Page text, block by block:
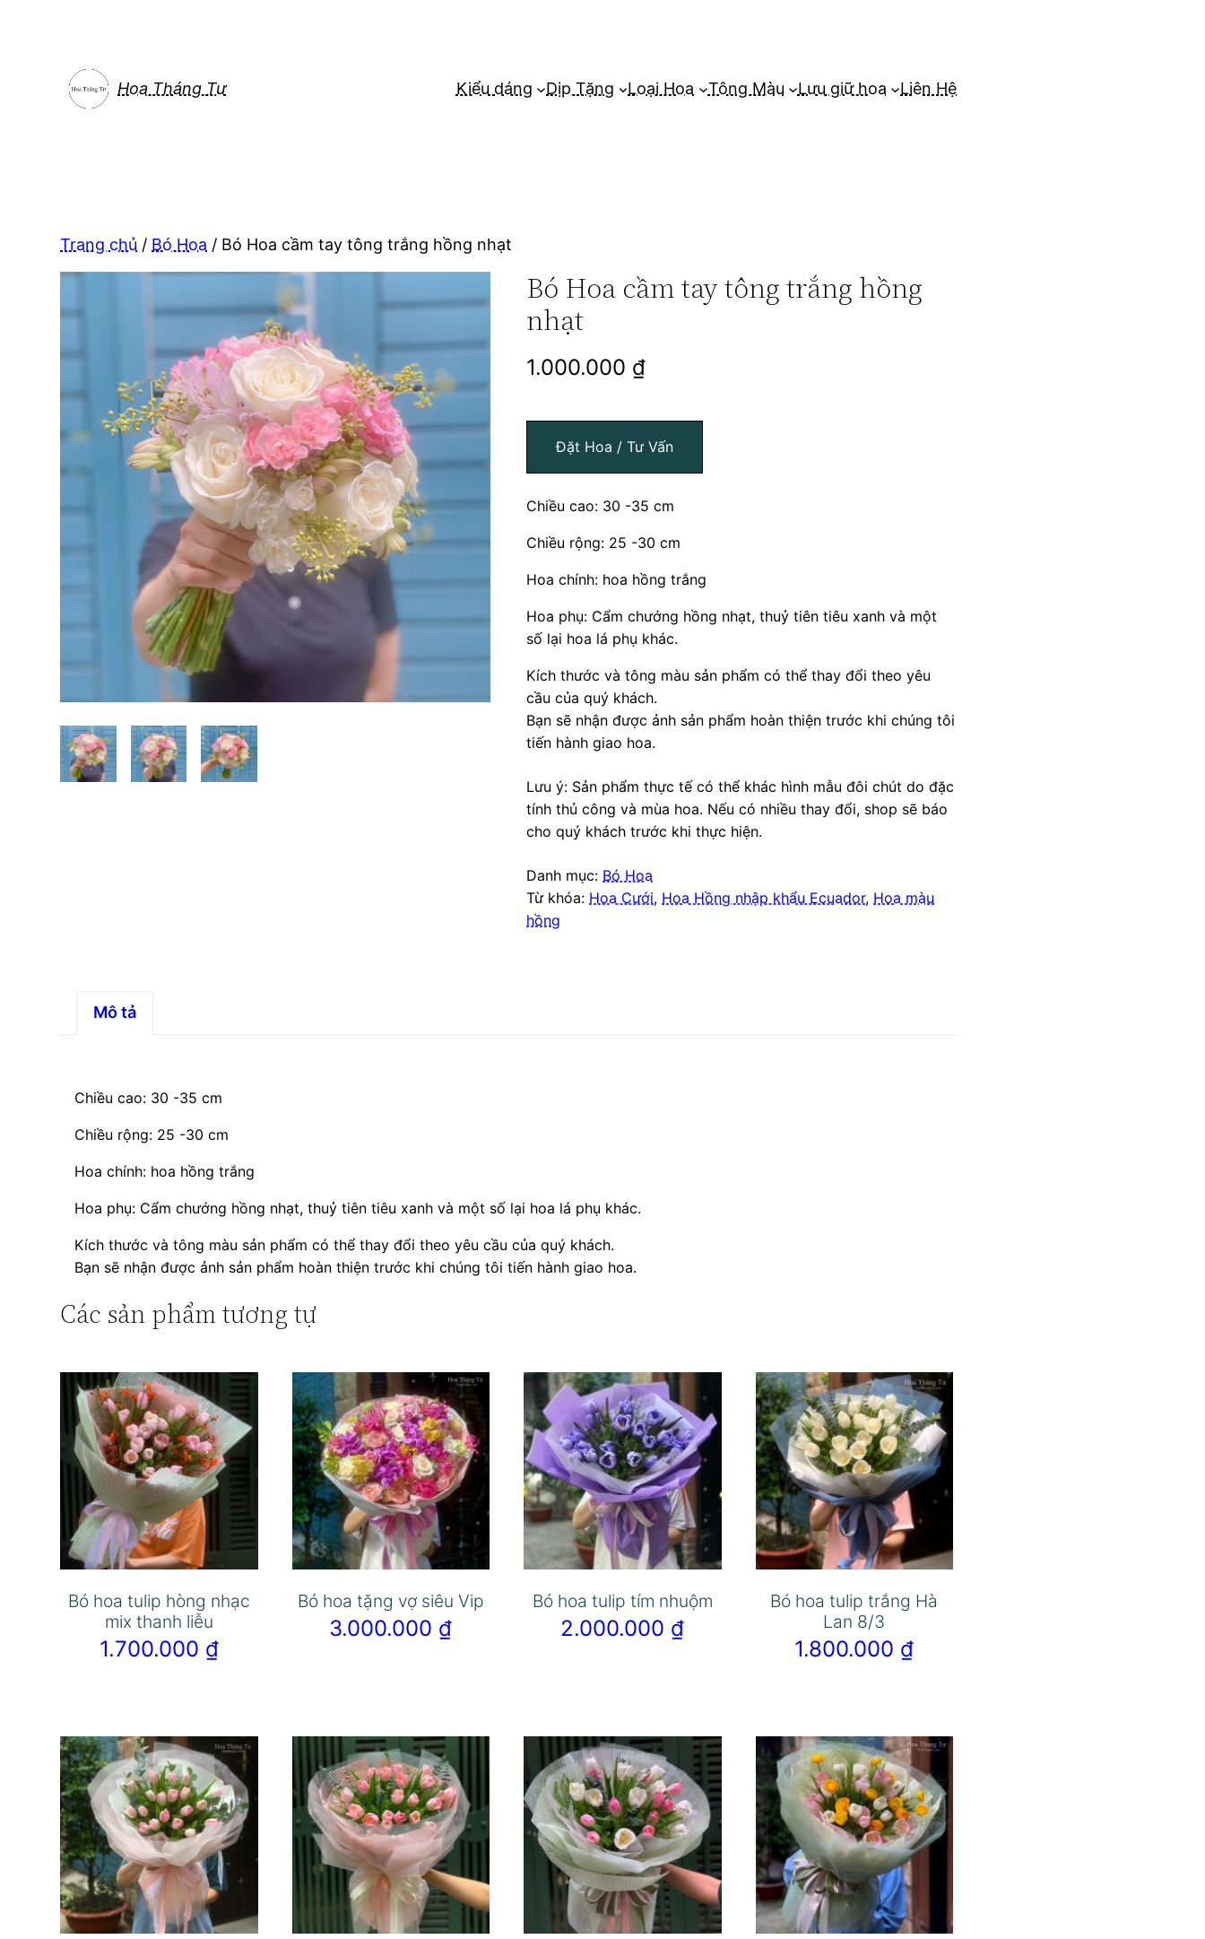
Hoa Tháng Tư Kiểu dáng Dịp Tặng Loại Hoa Tông Màu Lưu giữ hoa Liên Hệ
Trang chủ / Bó Hoa / Bó Hoa cầm tay tông trắng hồng nhạt
Bó Hoa cầm tay tông trắng hồng
nhạt
1.000.000 ₫
Đặt Hoa / Tư Vấn
Chiều cao: 30 -35 cm
Chiều rộng: 25 -30 cm
Hoa chính: hoa hồng trắng
Hoa phụ: Cẩm chướng hồng nhạt, thuỷ tiên tiêu xanh và một
số lại hoa lá phụ khác.
Kích thước và tông màu sản phẩm có thể thay đổi theo yêu
cầu của quý khách.
Bạn sẽ nhận được ảnh sản phẩm hoàn thiện trước khi chúng tôi
tiến hành giao hoa.
Lưu ý: Sản phẩm thực tế có thể khác hình mẫu đôi chút do đặc
tính thủ công và mùa hoa. Nếu có nhiều thay đổi, shop sẽ báo
cho quý khách trước khi thực hiện.
Danh mục: Bó Hoa
Từ khóa: Hoa Cưới, Hoa Hồng nhập khẩu Ecuador, Hoa màu
hồng
Mô tả
Chiều cao: 30 -35 cm
Chiều rộng: 25 -30 cm
Hoa chính: hoa hồng trắng
Hoa phụ: Cẩm chướng hồng nhạt, thuỷ tiên tiêu xanh và một số lại hoa lá phụ khác.
Kích thước và tông màu sản phẩm có thể thay đổi theo yêu cầu của quý khách.
Bạn sẽ nhận được ảnh sản phẩm hoàn thiện trước khi chúng tôi tiến hành giao hoa.
Các sản phẩm tương tự
Bó hoa tulip hòng nhạc
mix thanh liễu
1.700.000 ₫
Bó hoa tặng vợ siêu Vip
3.000.000 ₫
Bó hoa tulip tím nhuộm
2.000.000 ₫
Bó hoa tulip trắng Hà
Lan 8/3
1.800.000 ₫